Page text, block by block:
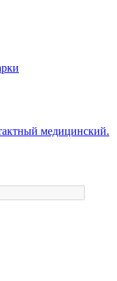
медицинский.